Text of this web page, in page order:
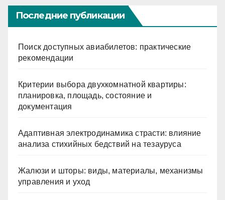
Последние публикации
Поиск доступных авиабилетов: практические
рекомендации
Критерии выбора двухкомнатной квартиры:
планировка, площадь, состояние и
документация
Адаптивная электродинамика страсти: влияние
анализа стихийных бедствий на тезауруса
Жалюзи и шторы: виды, материалы, механизмы
управления и уход